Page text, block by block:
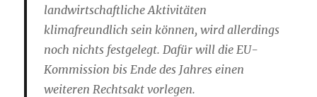
landwirtschaftliche Aktivitäten
klimafreundlich sein können, wird allerdings
noch nichts festgelegt. Dafür will die EU-
Kommission bis Ende des Jahres einen
weiteren Rechtsakt vorlegen.